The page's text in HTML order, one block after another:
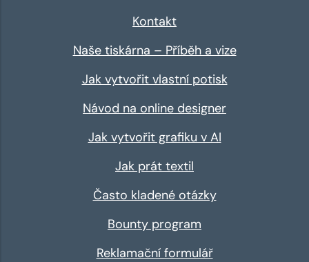
Kontakt
Naše tiskárna – Příběh a vize
Jak vytvořit vlastní potisk
Návod na online designer
Jak vytvořit grafiku v AI
Jak prát textil
Často kladené otázky
Bounty program
Reklamační formulář